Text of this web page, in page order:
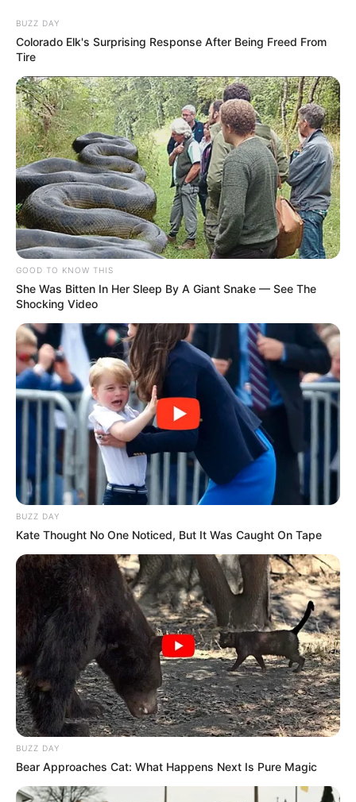
BUZZ DAY
Colorado Elk's Surprising Response After Being Freed From
Tire
GOOD TO KNOW THIS
She Was Bitten In Her Sleep By A Giant Snake — See The
Shocking Video
BUZZ DAY
Kate Thought No One Noticed, But It Was Caught On Tape
BUZZ DAY
Bear Approaches Cat: What Happens Next Is Pure Magic